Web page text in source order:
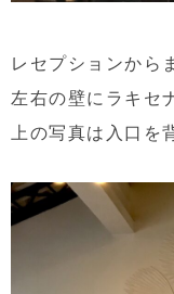
レセプションから
左右の壁にラキセ
上の写真は入口を